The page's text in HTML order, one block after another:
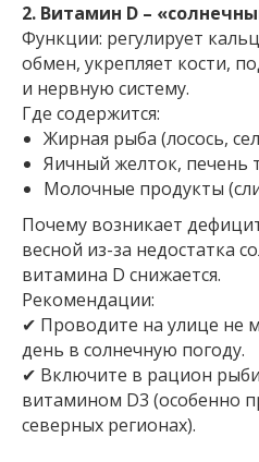
2. Витамин D –
Функции: регулирует
обмен, укрепляет кости,
и нервную систему.
Где содержится:
Жирная рыба (лосось,
Яичный желток, печень
Молочные продукты
Почему возникает
весной из-за недостатка
витамина D снижается.
Рекомендации:
✔ Проводите на улице не
день в солнечную погоду.
✔ Включите в рацион
витамином D3 (особенно
северных регионах).